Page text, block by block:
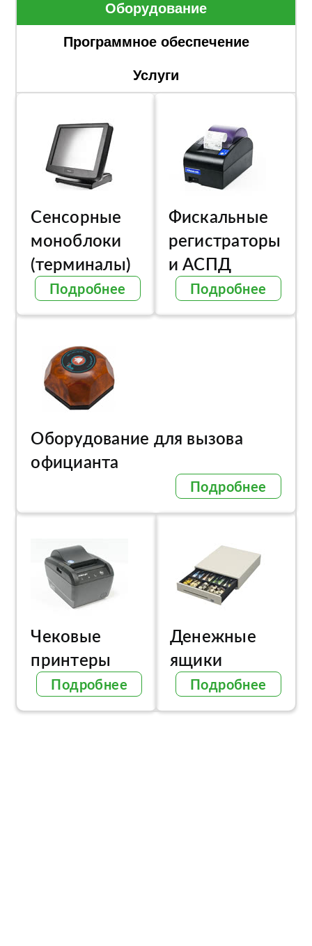
Оборудование
Программное обеспечение
Услуги
Сенсорные
моноблоки
(терминалы)
Подробнее
Фискальные
регистраторы
и АСПД
Подробнее
Оборудование для вызова
официанта
Подробнее
Чековые
принтеры
Подробнее
Денежные
ящики
Подробнее